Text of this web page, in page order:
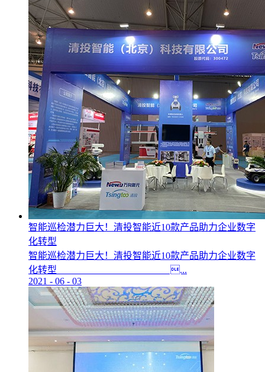
智能巡检潜力巨大！清投智能近10款产品助力企业数字
化转型
智能巡检潜力巨大！清投智能近10款产品助力企业数字
化转型 ...
2021 - 06 - 03